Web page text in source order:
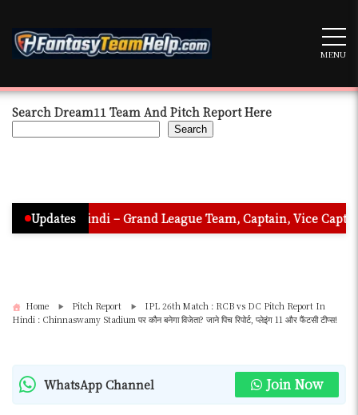
content
MENU
Search Dream11 Team And Pitch Report Here
Search
Updates
– Grand League Team, Captain, Vice Captain & Must
Home Pitch Report
IPL 26th Match : RCB vs DC Pitch Report In
Hindi : Chinnaswamy Stadium पर कौन बनेगा विजेता? जाने पिच रिपोर्ट, प्लेइंग 11 और फैंटसी टीप्स!
WhatsApp Channel Join Now